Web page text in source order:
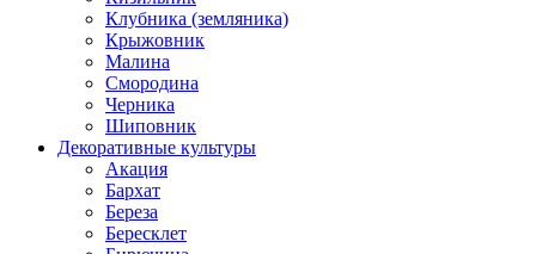
Клубника (земляника)
Крыжовник
Малина
Смородина
Черника
Шиповник
Декоративные культуры
Акация
Бархат
Береза
Бересклет